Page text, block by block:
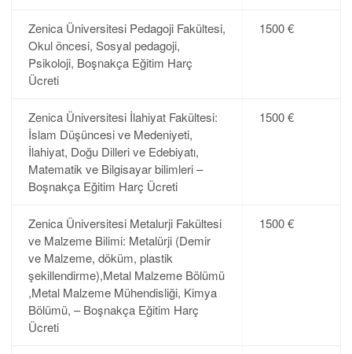
Zenica Üniversitesi Pedagoji Fakültesi,
Okul öncesi, Sosyal pedagoji,
Psikoloji, Boşnakça Eğitim Harç
Ücreti
1500 €
Zenica Üniversitesi İlahiyat Fakültesi:
İslam Düşüncesi ve Medeniyeti,
İlahiyat, Doğu Dilleri ve Edebiyatı,
Matematik ve Bilgisayar bilimleri –
Boşnakça Eğitim Harç Ücreti
1500 €
Zenica Üniversitesi Metalurji Fakültesi
ve Malzeme Bilimi: Metalürji (Demir
ve Malzeme, döküm, plastik
şekillendirme),Metal Malzeme Bölümü
,Metal Malzeme Mühendisliği, Kimya
Bölümü, – Boşnakça Eğitim Harç
Ücreti
1500 €